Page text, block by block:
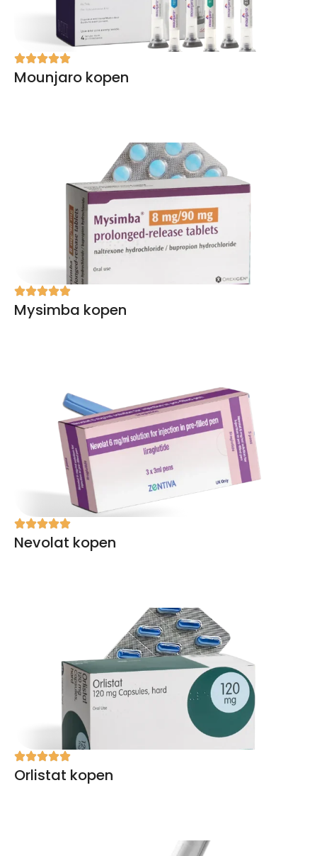
Mounjaro kopen
Mysimba kopen
Nevolat kopen
Orlistat kopen